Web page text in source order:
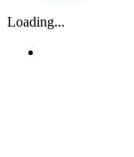
Loading...